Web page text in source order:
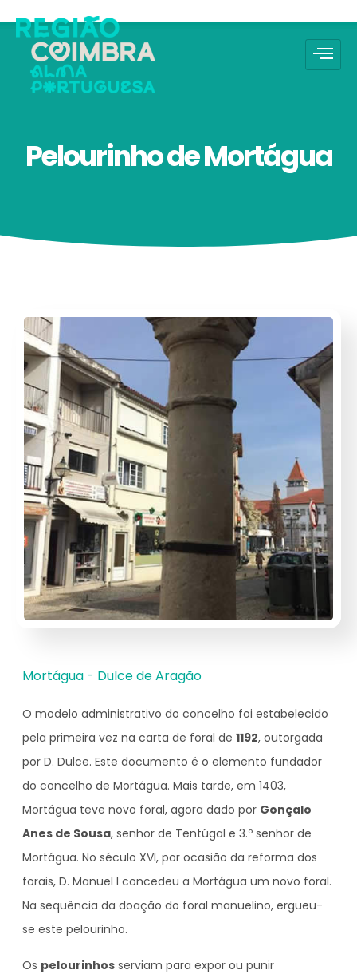
Pelourinho de Mortágua
Mortágua - Dulce de Aragão
O modelo administrativo do concelho foi estabelecido
pela primeira vez na carta de foral de 1192, outorgada
por D. Dulce. Este documento é o elemento fundador
do concelho de Mortágua. Mais tarde, em 1403,
Mortágua teve novo foral, agora dado por Gonçalo
Anes de Sousa, senhor de Tentúgal e 3.º senhor de
Mortágua. No século XVI, por ocasião da reforma dos
forais, D. Manuel I concedeu a Mortágua um novo foral.
Na sequência da doação do foral manuelino, ergueu-
se este pelourinho.
Os pelourinhos serviam para expor ou punir